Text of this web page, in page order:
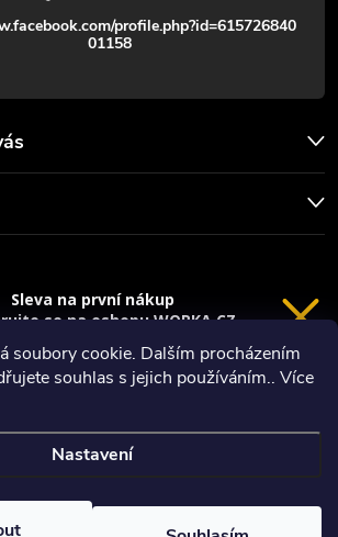
soubory cookie. Dalším procházením
souhlas s jejich používáním.. Více
Nastavení
profile.php?id=615726840
01158
- Vše pro práci a řemeslo
Sleva na první nákup
se na eshopu WORKA.CZ
100 Kč* na nákup je Vaše.
Registrace
Privacy policy